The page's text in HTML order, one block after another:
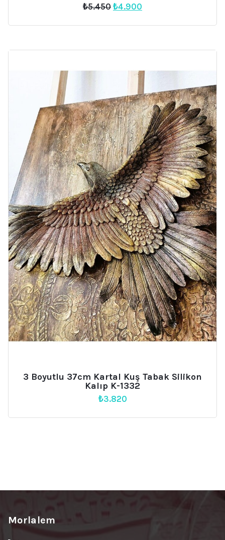
₺5.450 Orijinal
₺5.450.
₺4.900
fiyat:
3 Boyutlu 37cm Kartal Kuş Tabak Silikon
Kalıp K-1332
₺3.820
Morlalem